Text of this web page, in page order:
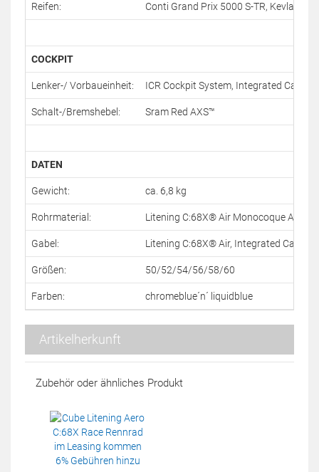
Reifen: Conti Grand Prix 5000 S-TR, Kevlar,
COCKPIT
Lenker-/ Vorbaueinheit: ICR Cockpit System, Integrated Cable
Schalt-/Bremshebel: Sram Red AXS™
DATEN
Gewicht: ca. 6,8 kg
Rohrmaterial: Litening C:68X® Air Monocoque
Gabel: Litening C:68X® Air, Integrated Cable
Größen: 50/52/54/56/58/60
Farben: chromeblue´n´ liquidblue
Artikelherkunft
Zubehör oder ähnliches Produkt